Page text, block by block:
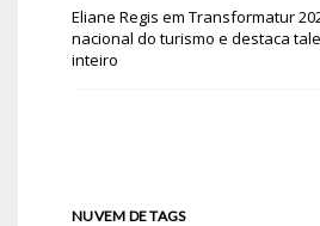
Eliane Regis em Transformatur
nacional do turismo e destaca
inteiro
NUVEM DE TAGS